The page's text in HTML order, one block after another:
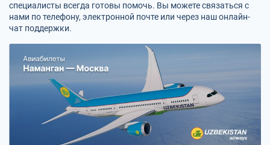
специалисты всегда готовы помочь. Вы можете связаться с
нами по телефону, электронной почте или через наш онлайн-
чат поддержки.